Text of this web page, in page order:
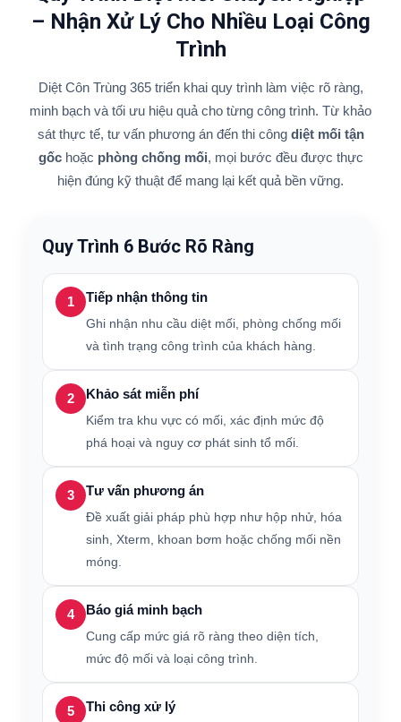
– Nhận Xử Lý Cho Nhiều Loại Công
Trình
Diệt Côn Trùng 365 triển khai quy trình làm việc rõ ràng,
minh bạch và tối ưu hiệu quả cho từng công trình. Từ khảo
sát thực tế, tư vấn phương án đến thi công diệt mối tận
gốchoặc phòng chống mối, mọi bước đều được thực
hiện đúng kỹ thuật để mang lại kết quả bền vững.
Quy Trình 6 Bước Rõ Ràng
1 Tiếp nhận thông tin
Ghi nhận nhu cầu diệt mối, phòng chống mối
và tình trạng công trình của khách hàng.
2 Khảo sát miễn phí
Kiểm tra khu vực có mối, xác định mức độ
phá hoại và nguy cơ phát sinh tổ mối.
3 Tư vấn phương án
Đề xuất giải pháp phù hợp như hộp nhử, hóa
sinh, Xterm, khoan bơm hoặc chống mối nền
móng.
4 Báo giá minh bạch
Cung cấp mức giá rõ ràng theo diện tích,
mức độ mối và loại công trình.
5 Thi công xử lý